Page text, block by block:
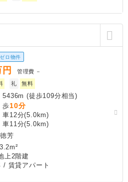
ロ物件
管理費 －
礼 無料
5436m (徒歩109分相当)
歩10分
車12分(5.0km)
車11分(5.0km)
芳
上2階建
/ 賃貸アパート